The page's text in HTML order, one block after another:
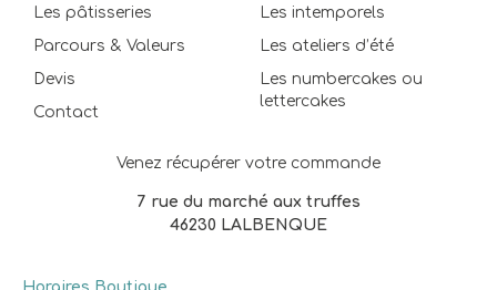
Les pâtisseries
Parcours & Valeurs
Devis
Contact
Les intemporels
Les ateliers d’été
Les numbercakes ou
lettercakes
Venez récupérer votre commande
7 rue du marché aux truffes
46230 LALBENQUE